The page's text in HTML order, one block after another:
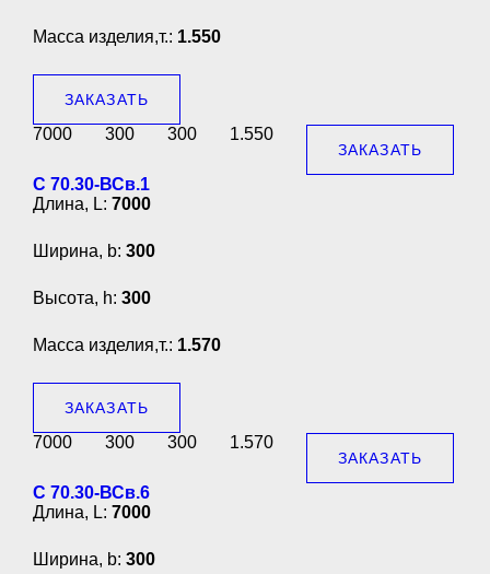
Масса изделия,т.: 1.550
ЗАКАЗАТЬ
7000 300 300 1.550
ЗАКАЗАТЬ
С 70.30-ВСв.1
Длина, L: 7000
Ширина, b: 300
Высота, h: 300
Масса изделия,т.: 1.570
ЗАКАЗАТЬ
7000 300 300 1.570
ЗАКАЗАТЬ
С 70.30-ВСв.6
Длина, L: 7000
Ширина, b: 300